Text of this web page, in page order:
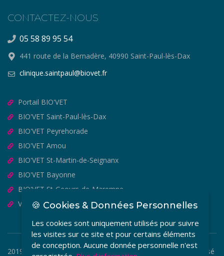
CONTACTEZ-NOUS
05 58 89 95 54
441 route de la Bernadère, 40990 Saint-Paul-lès-Dax
clinique.saintpaul@biovet.fr
Portail BIO'VET
BIO'VET Saint-Paul-lès-Dax
BIO'VET Peyrehorade
BIO'VET Amou
BIO'VET St-Martin-de-Seignanx
BIO'VET Bayonne
BIO'VET St-Geours-de-Maremne
VET'OSTEO
2019-2026 © BIO'VET - Copyright Tous Droits Réservés. Réalisé
🍪 Cookies & Données Personnelles
Les cookies sont uniquement utilisés pour suivre
les visites sur ce site et pour certains éléments
de conception. Aucune donnée personnelle n'est